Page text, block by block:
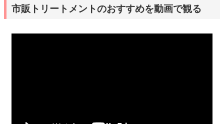
市販トリートメントのおすすめを動画で観る